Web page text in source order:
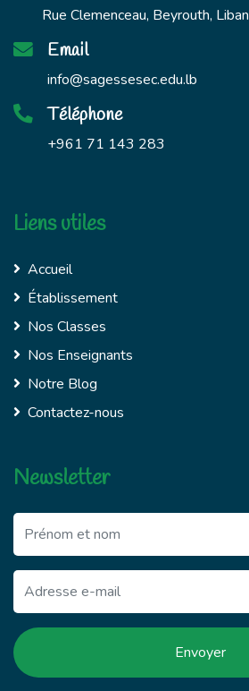
Rue Clemenceau, Beyrouth, Liban
Email
info@sagessesec.edu.lb
Téléphone
+961 71 143 283
Liens utiles
Accueil
Établissement
Nos Classes
Nos Enseignants
Notre Blog
Contactez-nous
Newsletter
Envoyer